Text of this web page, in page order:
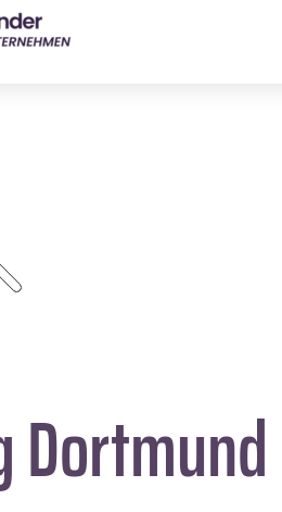
Dortmund